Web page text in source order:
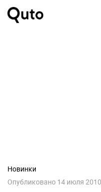
Новинки
Опубликовано 14 июля